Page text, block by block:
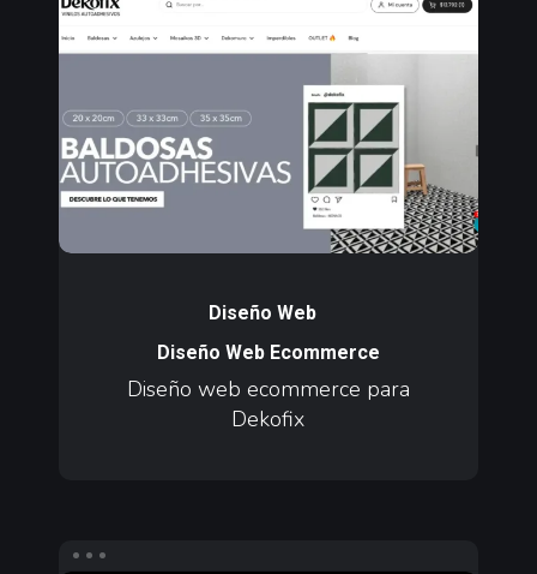
web
ecommerce
Dekofix
web
ecommerce
Dekofix
Diseño Web
Diseño Web Ecommerce
Diseño web ecommerce para
Dekofix